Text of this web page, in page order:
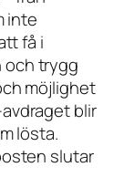
inte
få i
och trygg
möjlighet
blir
lösta.
slutar